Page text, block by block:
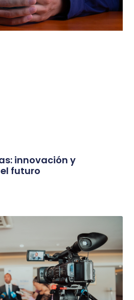
innovación y
futuro